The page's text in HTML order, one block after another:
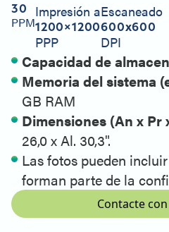
30
PPM
Impresión a
1200×1200
PPP
Escaneado
600x600
DPI
Capacidad de
Memoria del sistema
GB RAM
Dimensiones (An x Pr
26,0 x Al. 30,3".
Las fotos pueden
forman parte de la
Contacte